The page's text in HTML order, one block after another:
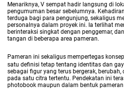
Menariknya, V sempat hadir langsung di
pengumuman besar sebelumnya.
terduga bagi para pengunjung, sekaligus
personalnya dalam proyek ini. Ia terlihat
berinteraksi singkat dengan penggemar,
tangan di beberapa area pameran.
Pameran ini sekaligus mempertegas
satu definisi tetap tentang identitas dan
sebagai figur yang terus bergerak,
pada satu citra tertentu. Pendekatan ini
photobook maupun dalam bentuk